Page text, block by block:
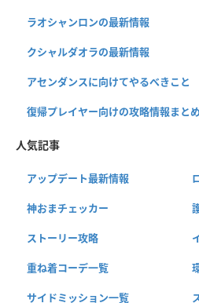
ラオシャンロンの最新情報
クシャルダオラの最新情報
アセンダンスに向けてやるべきこと
復帰プレイヤー向けの攻略情報まとめ
人気記事
アップデート最新情報
神おまチェッカー
ストーリー攻略
重ね着コーデ一覧
サイドミッション一覧